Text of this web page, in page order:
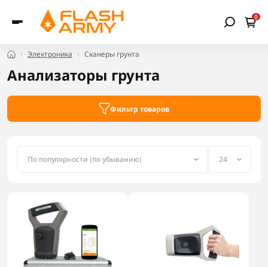
0
Электроника Сканеры грунта
Анализаторы грунта
Фильтр товаров